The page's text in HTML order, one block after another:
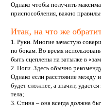
Однако чтобы получить
приспособления, важно
Итак, на что же
1. Руки. Многие зачастую
по бокам. Во время
быть сцеплены на затылке в
2. Ноги. Здесь обычно
Однако если расстояние между
будет сложнее, а значит,
тела;
3. Спина – она всегда должна